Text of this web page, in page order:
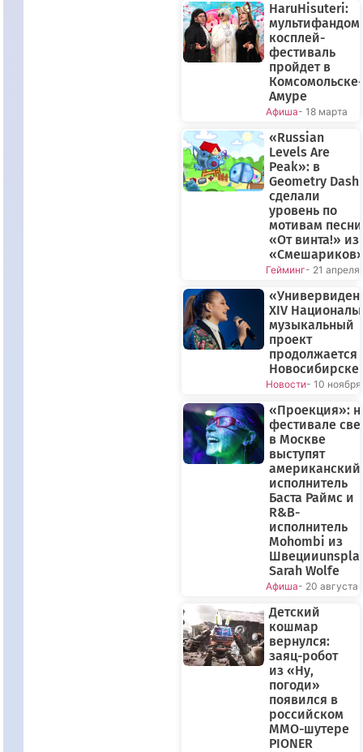
HaruHisuteri:
косплей-
фестиваль
пройдет в
Амуре
Афиша- 18 марта
«Russian
Levels Are
Peak»: в
Geometry Dash
сделали
уровень по
мотивам песни
«От винта!» из
Гейминг- 21 апреля
XIV
музыкальный
проект
продолжается
Новосибирске
Новости- 10 ноября
«Проекция»:
фестивале
в Москве
выступят
американский
исполнитель
Баста Раймс и
R&B-
исполнитель
Mohombi из
Sarah Wolfe
Афиша- 20 августа
Детский
кошмар
вернулся:
заяц-робот
из «Ну,
погоди»
появился в
российском
MMO-шутере
PIONER